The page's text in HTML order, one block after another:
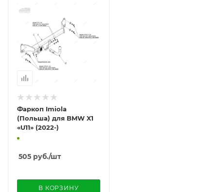
Фаркоп Imiola
(Польша) для BMW X1
«U11» (2022-)
505 руб./шт
В КОРЗИНУ